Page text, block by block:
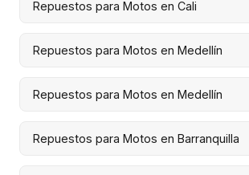
Repuestos para Motos en Cali
Repuestos para Motos en Medellín
Repuestos para Motos en Medellín
Repuestos para Motos en Barranquilla